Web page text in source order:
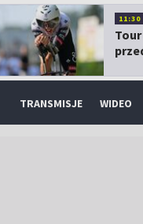
11:30
TRANSMISJE WIDEO